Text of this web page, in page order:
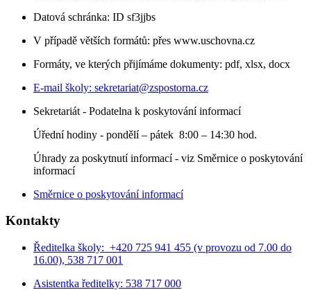
Datová schránka: ID sf3jjbs
V případě větších formátů: přes www.uschovna.cz
Formáty, ve kterých přijímáme dokumenty: pdf, xlsx, docx
E-mail školy: sekretariat@zspostorna.cz
Sekretariát - Podatelna k poskytování informací
Úřední hodiny - pondělí – pátek 8:00 – 14:30 hod.
Úhrady za poskytnutí informací - viz Směrnice o poskytování
informací
Směrnice o poskytování informací
Kontakty
Ředitelka školy: +420 725 941 455 (v provozu od 7.00 do
16.00), 538 717 001
Asistentka ředitelky: 538 717 000